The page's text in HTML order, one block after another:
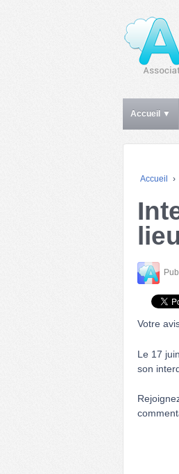
Accueil ▼
Accueil ›
Votre
Le 17
son